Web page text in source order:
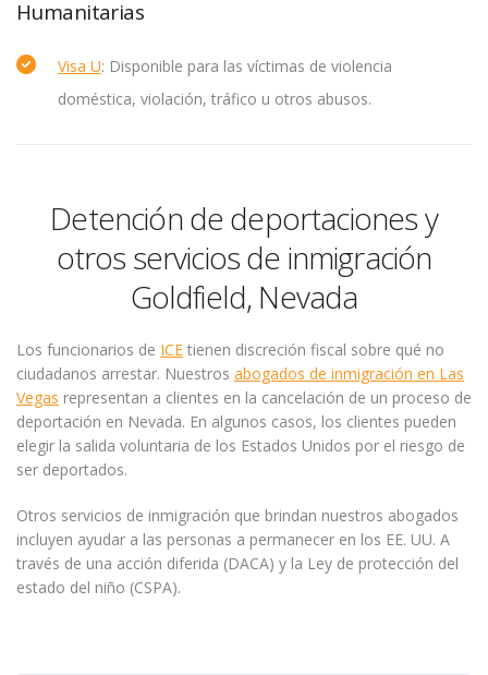
Humanitarias
Visa U: Disponible para las víctimas de violencia
doméstica, violación, tráfico u otros abusos.
Detención de deportaciones y
otros servicios de inmigración
Goldfield, Nevada
Los funcionarios de ICE tienen discreción fiscal sobre qué no
ciudadanos arrestar. Nuestros abogados de inmigración en Las
Vegas representan a clientes en la cancelación de un proceso de
deportación en Nevada. En algunos casos, los clientes pueden
elegir la salida voluntaria de los Estados Unidos por el riesgo de
ser deportados.
Otros servicios de inmigración que brindan nuestros abogados
incluyen ayudar a las personas a permanecer en los EE. UU. A
través de una acción diferida (DACA) y la Ley de protección del
estado del niño (CSPA).